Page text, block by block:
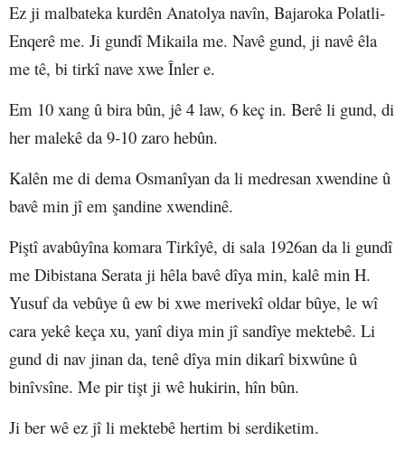
Ez ji malbateka kurdên Anatolya navîn, Bajaroka Polatli-
Enqerê me. Ji gundî Mikaila me. Navê gund, ji navê êla
me tê, bi tirkî nave xwe Înler e.
Em 10 xang û bira bûn, jê 4 law, 6 keç in. Berê li gund, di
her malekê da 9-10 zaro hebûn.
Kalên me di dema Osmanîyan da li medresan xwendine û
bavê min jî em şandine xwendinê.
Piştî avabûyîna komara Tirkîyê, di sala 1926an da li gundî
me Dibistana Serata ji hêla bavê dîya min, kalê min H.
Yusuf da vebûye û ew bi xwe merivekî oldar bûye, le wî
cara yekê keça xu, yanî diya min jî sandîye mektebê. Li
gund di nav jinan da, tenê dîya min dikarî bixwûne û
binîvsîne. Me pir tişt ji wê hukirin, hîn bûn.
Ji ber wê ez jî li mektebê hertim bi serdiketim.